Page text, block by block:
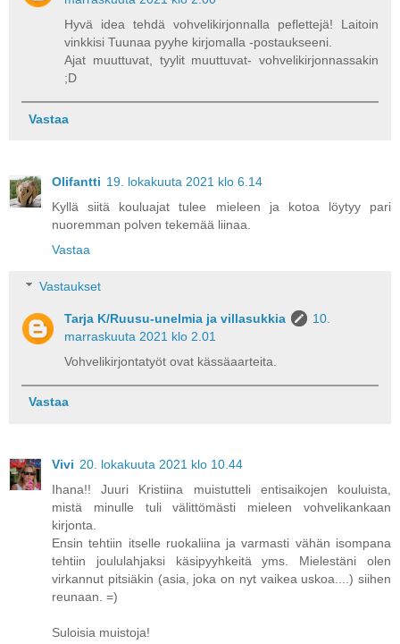
Hyvä idea tehdä vohvelikirjonnalla peflettejä! Laitoin
vinkkisi Tuunaa pyyhe kirjomalla -postaukseeni.
Ajat muuttuvat, tyylit muuttuvat- vohvelikirjonnassakin
;D
Vastaa
Olifantti 19. lokakuuta 2021 klo 6.14
Kyllä siitä kouluajat tulee mieleen ja kotoa löytyy pari
nuoremman polven tekemää liinaa.
Vastaa
Vastaukset
Tarja K/Ruusu-unelmia ja villasukkia
10.
marraskuuta 2021 klo 2.01
Vohvelikirjontatyöt ovat kässäaarteita.
Vastaa
Vivi 20. lokakuuta 2021 klo 10.44
Ihana!! Juuri Kristiina muistutteli entisaikojen kouluista,
mistä minulle tuli välittömästi mieleen vohvelikankaan
kirjonta.
Ensin tehtiin itselle ruokaliina ja varmasti vähän isompana
tehtiin joululahjaksi käsipyyhkeitä yms. Mielestäni olen
virkannut pitsiäkin (asia, joka on nyt vaikea uskoa....) siihen
reunaan. =)
Suloisia muistoja!